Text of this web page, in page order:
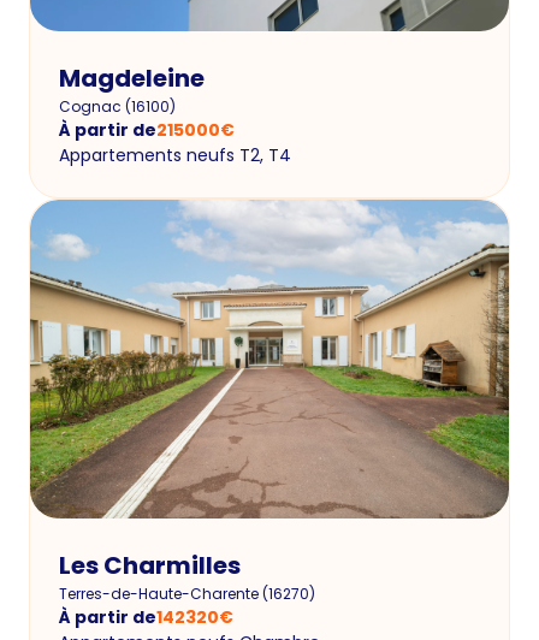
Magdeleine
Cognac (16100)
À partir de215000€
Appartements neufs T2, T4
Les Charmilles
Terres-de-Haute-Charente(16270)
À partir de142320€